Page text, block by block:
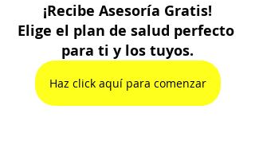
¡Recibe Asesoría Gratis!
Elige el plan de salud perfecto
para ti y los tuyos.
Haz click aquí para comenzar